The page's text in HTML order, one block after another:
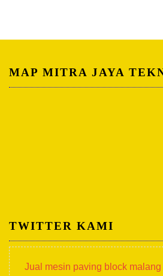
MAP MITRA JAYA
TWITTER KAMI
Jual mesin paving block malang